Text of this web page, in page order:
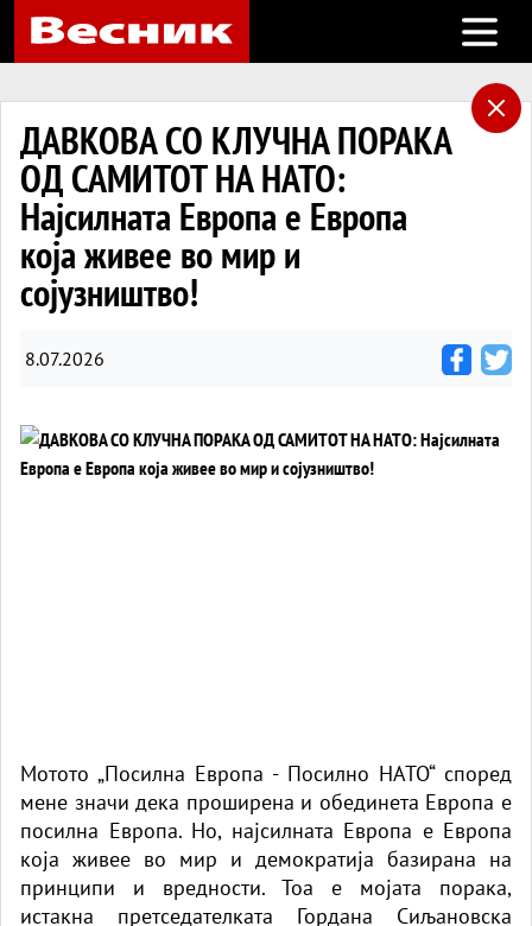
Open
ДАВКОВА СО КЛУЧНА ПОРАКА
ОД САМИТОТ НА НАТО:
Најсилната Европа е Европа
која живее во мир и
сојузништво!
8.07.2026
Mотото „Посилна Европа - Посилно НАТО“ според
мене значи дека проширена и обединета Европа е
посилна Европа. Но, најсилната Европа е Европа
која живее во мир и демократија базирана на
принципи и вредности. Тоа е мојата порака,
истакна претседателката Гордана Сиљановска